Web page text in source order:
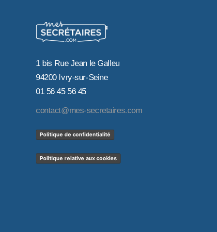
1 bis Rue Jean le Galleu
94200 Ivry-sur-Seine
01 56 45 56 45
contact@mes-secretaires.com
Politique de confidentialité
Politique relative aux cookies